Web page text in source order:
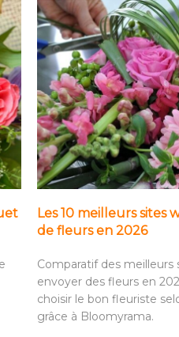
Les 10 meilleurs sites
de fleurs en 2026
Comparatif des meilleurs
envoyer des fleurs en
choisir le bon fleuriste
grâce à Bloomyrama.